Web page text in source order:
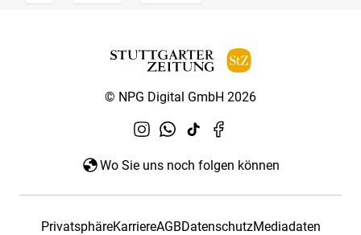
© NPG Digital GmbH 2026
Wo Sie uns noch folgen können
PrivatsphäreKarriereAGBDatenschutzMediadaten